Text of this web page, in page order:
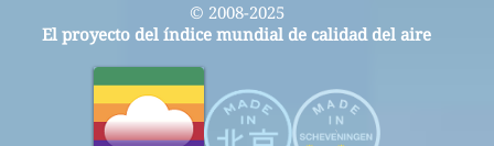
© 2008-2025
El proyecto del índice mundial de calidad del aire